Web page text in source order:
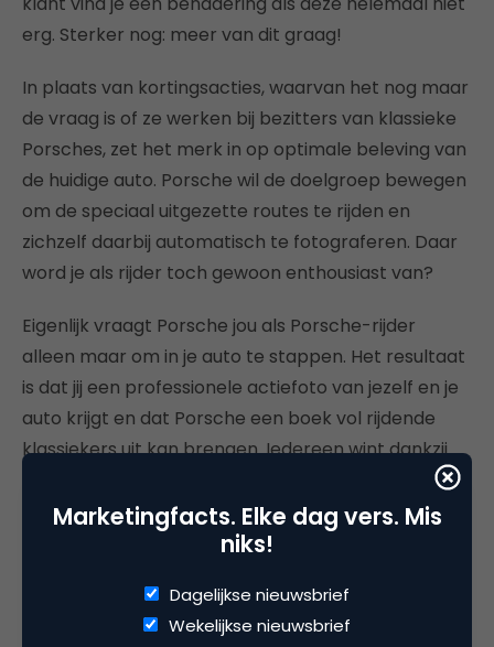
erg. Sterker nog: meer van dit graag!
In plaats van kortingsacties, waarvan het nog maar
de vraag is of ze werken bij bezitters van klassieke
Porsches, zet het merk in op optimale beleving van
de huidige auto. Porsche wil de doelgroep bewegen
om de speciaal uitgezette routes te rijden en
zichzelf daarbij automatisch te fotograferen. Daar
word je als rijder toch gewoon enthousiast van?
Eigenlijk vraagt Porsche jou als Porsche-rijder
alleen maar om in je auto te stappen. Het resultaat
is dat jij een professionele actiefoto van jezelf en je
auto krijgt en dat Porsche een boek vol rijdende
klassiekers uit kan brengen. Iedereen wint dankzij
Deel dit artikel
Marketingfacts. Elke dag vers. Mis
niks!
Dagelijkse nieuwsbrief
Wekelijkse nieuwsbrief